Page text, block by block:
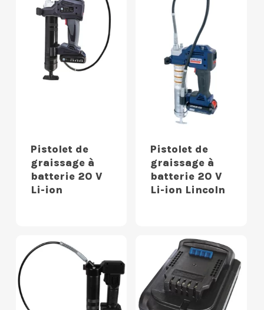
Pistolet de
graissage à
batterie 20 V
Li-ion
Pistolet de
graissage à
batterie 20 V
Li-ion Lincoln